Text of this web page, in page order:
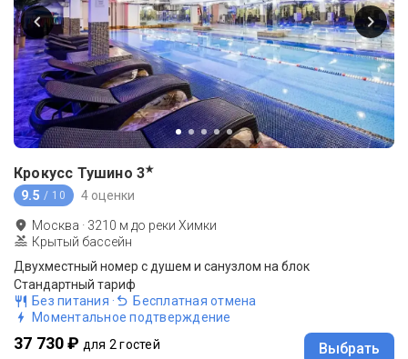
Крокусс Тушино 3★
9.5 / 10 4 оценки
Москва · 3210 м до реки Химки
Крытый бассейн
Двухместный номер с душем и санузлом на блок
Стандартный тариф
Без питания ·
Бесплатная отмена
Моментальное подтверждение
37 730 ₽ для 2 гостей Выбрать